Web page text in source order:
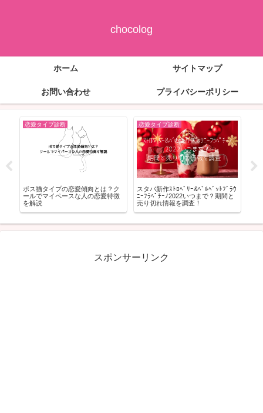
chocolog
ホーム サイトマップ
お問い合わせ プライバシーポリシー
恋愛タイプ診断
ボス猫タイプの恋愛傾向とは？ク
ールでマイペースな人の恋愛特徴
を解説
恋愛タイプ診断
スタバ新作ｽﾄﾛﾍﾞﾘｰ&ﾍﾞﾙﾍﾞｯﾄﾌﾞﾗｳ
ﾆｰﾌﾗﾍﾟﾁｰﾉ2022いつまで？期間と
売り切れ情報を調査！
スポンサーリンク